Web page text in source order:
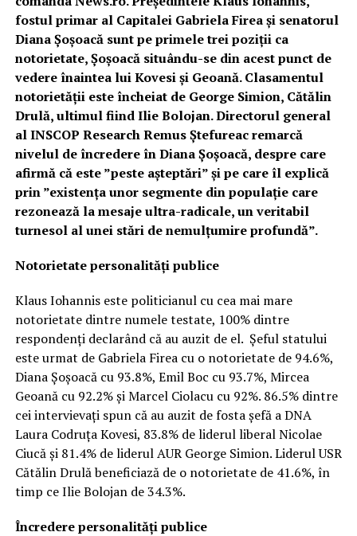
fostul primar al Capitalei Gabriela Firea şi senatorul
Diana Şoşoacă sunt pe primele trei poziţii ca
notorietate, Şoşoacă situându-se din acest punct de
vedere înaintea lui Kovesi şi Geoană. Clasamentul
notorietăţii este încheiat de George Simion, Cătălin
Drulă, ultimul fiind Ilie Bolojan. Directorul general
al INSCOP Research Remus Ştefureac remarcă
nivelul de încredere în Diana Şoşoacă, despre care
afirmă că este ”peste aşteptări” şi pe care îl explică
prin ”existenţa unor segmente din populaţie care
rezonează la mesaje ultra-radicale, un veritabil
turnesol al unei stări de nemulţumire profundă”.
Notorietate personalităţi publice
Klaus Iohannis este politicianul cu cea mai mare
notorietate dintre numele testate, 100% dintre
respondenţi declarând că au auzit de el. Şeful statului
este urmat de Gabriela Firea cu o notorietate de 94.6%,
Diana Şoşoacă cu 93.8%, Emil Boc cu 93.7%, Mircea
Geoană cu 92.2% şi Marcel Ciolacu cu 92%. 86.5% dintre
cei intervievaţi spun că au auzit de fosta şefă a DNA
Laura Codruţa Kovesi, 83.8% de liderul liberal Nicolae
Ciucă şi 81.4% de liderul AUR George Simion. Liderul USR
Cătălin Drulă beneficiază de o notorietate de 41.6%, în
timp ce Ilie Bolojan de 34.3%.
Încredere personalităţi publice